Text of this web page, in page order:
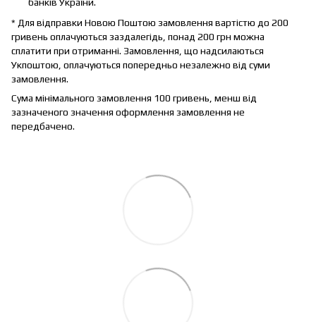
банків України.
* Для відправки Новою Поштою замовлення вартістю до 200
гривень оплачуються заздалегідь, понад 200 грн можна
сплатити при отриманні. Замовлення, що надсилаються
Укпоштою, оплачуються попередньо незалежно від суми
замовлення.
Сума мінімального замовлення 100 гривень, менш від
зазначеного значення оформлення замовлення не
передбачено.